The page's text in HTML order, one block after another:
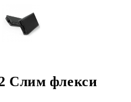
Слим флекси